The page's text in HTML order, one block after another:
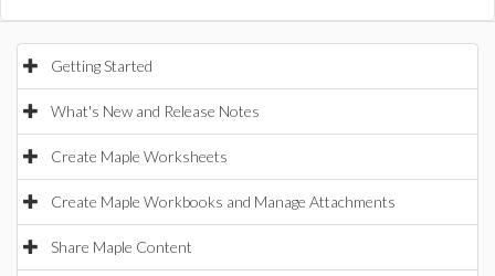
Getting Started
What's New and Release Notes
Create Maple Worksheets
Create Maple Workbooks and Manage Attachments
Share Maple Content